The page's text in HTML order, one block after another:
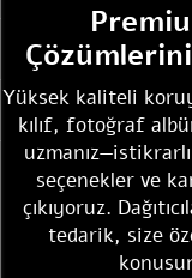
Yüksek kaliteli
kılıf, fotoğraf
seçenekler ve
çıkıyoruz.
tedarik, size